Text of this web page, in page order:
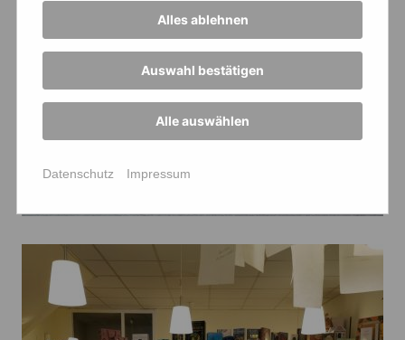
Alles ablehnen
Auswahl bestätigen
Alle auswählen
Datenschutz Impressum